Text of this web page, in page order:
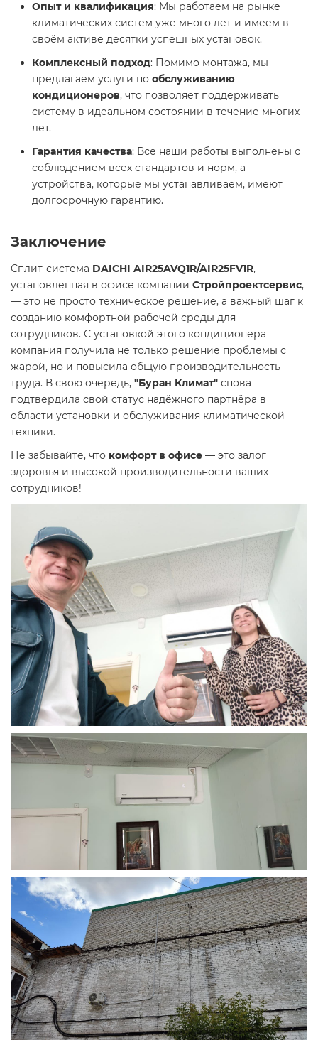
Опыт и квалификация: Мы работаем на рынке
климатических систем уже много лет и имеем в
своём активе десятки успешных установок.
Комплексный подход: Помимо монтажа, мы
предлагаем услуги по обслуживанию
кондиционеров, что позволяет поддерживать
систему в идеальном состоянии в течение многих
лет.
Гарантия качества: Все наши работы выполнены с
соблюдением всех стандартов и норм, а
устройства, которые мы устанавливаем, имеют
долгосрочную гарантию.
Заключение
Сплит-система DAICHI AIR25AVQ1R/AIR25FV1R,
установленная в офисе компании Стройпроектсервис,
— это не просто техническое решение, а важный шаг к
созданию комфортной рабочей среды для
сотрудников. С установкой этого кондиционера
компания получила не только решение проблемы с
жарой, но и повысила общую производительность
труда. В свою очередь, "Буран Климат" снова
подтвердила свой статус надёжного партнёра в
области установки и обслуживания климатической
техники.
Не забывайте, что комфорт в офисе — это залог
здоровья и высокой производительности ваших
сотрудников!